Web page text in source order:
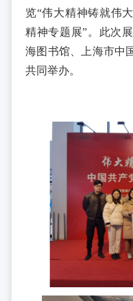
览“伟大精神铸就伟
精神专题展”。此次
海图书馆、上海市中
共同举办。